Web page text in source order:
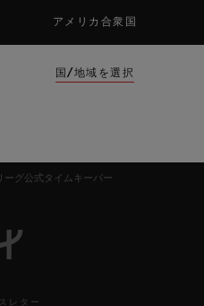
グ公式タイムキーパー
レター
アメリカ合衆国
国/地域を選択